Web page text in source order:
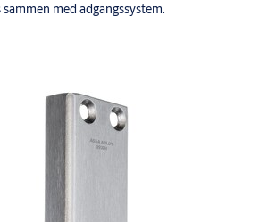
med adgangssystem.